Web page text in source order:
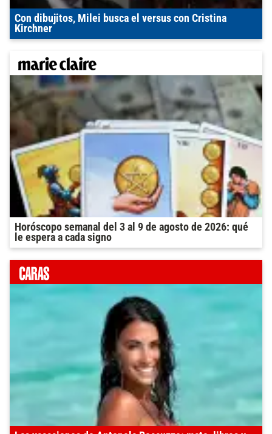
Con dibujitos, Milei busca el versus con Cristina
Kirchner
Horóscopo semanal del 3 al 9 de agosto de 2026: qué
le espera a cada signo